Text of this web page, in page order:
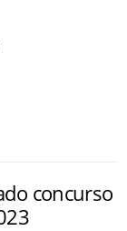
concurso